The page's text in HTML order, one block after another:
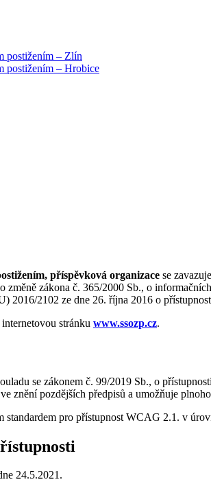
postižením – Zlín
postižením – Hrobice
příspěvková organizace se
zákona č. 365/2000 Sb., o
2016/2102 ze dne 26. října 2016 o
stránku www.ssozp.cz.
se zákonem č. 99/2019 Sb., o
znění pozdějších předpisů a umožňuje
standardem pro přístupnost WCAG 2.1. v
24.5.2021.